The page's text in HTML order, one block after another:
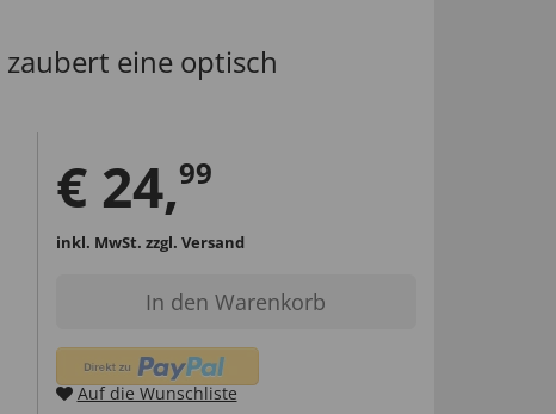
eine optisch
€ 24,99
inkl. MwSt. zzgl. Versand
In den Warenkorb
Auf die Wunschliste